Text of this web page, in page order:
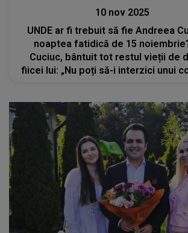
10 nov 2025
UNDE ar fi trebuit să fie Andreea
noaptea fatidică de 15
Cuciuc, bântuit tot restul vieții de
fiicei lui: „Nu poți să-i interzici unui